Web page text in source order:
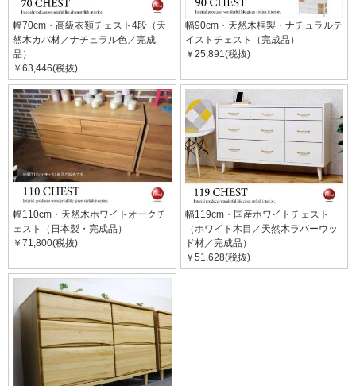
幅70cm・高級衣類チェスト4段（天
然木カバ材／ナチュラル色／完成
品）
￥63,446(税抜)
幅90cm・天然木桐製・ナチュラルテ
イストチェスト（完成品）
￥25,891(税抜)
幅110cm・天然木ホワイトオークチ
ェスト（日本製・完成品）
￥71,800(税抜)
幅119cm・国産ホワイトチェスト
（ホワイト木目／天然木ラバーウッ
ド材／完成品）
￥51,628(税抜)